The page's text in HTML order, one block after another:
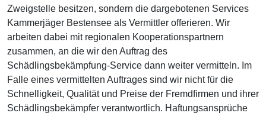
Zweigstelle besitzen, sondern die dargebotenen Services
Kammerjäger Bestensee als Vermittler offerieren. Wir
arbeiten dabei mit regionalen Kooperationspartnern
zusammen, an die wir den Auftrag des
Schädlingsbekämpfung-Service dann weiter vermitteln. Im
Falle eines vermittelten Auftrages sind wir nicht für die
Schnelligkeit, Qualität und Preise der Fremdfirmen und ihrer
Schädlingsbekämpfer verantwortlich. Haftungsansprüche